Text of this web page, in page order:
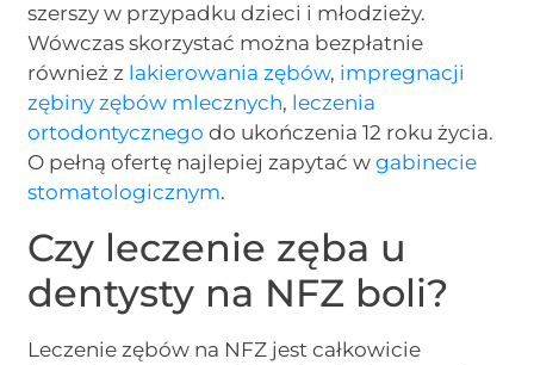
szerszy w przypadku dzieci i młodzieży.
Wówczas skorzystać można bezpłatnie
również z lakierowania zębów, impregnacji
zębiny zębów mlecznych, leczenia
ortodontycznego do ukończenia 12 roku życia.
O pełną ofertę najlepiej zapytać wgabinecie
stomatologicznym.
Czy leczenie zęba u
dentysty na NFZ boli?
Leczenie zębów na NFZ jest całkowicie